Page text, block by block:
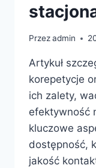
Przezadmin
Artykuł
korepetycje
ich zalety,
efektywność
kluczowe
dostępność,
jakość